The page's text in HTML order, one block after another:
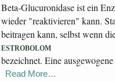
Beta-Glucuronidase ist ein
wieder "reaktivieren" kann.
beitragen kann, selbst wenn
ESTROBOLOM
bezeichnet. Eine
Read More…